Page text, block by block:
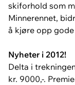
skiforhold som
Minnerennet,
å kjøre opp
Nyheter i 2012!
Delta i
kr. 9000,-.